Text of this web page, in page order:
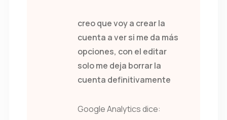
creo que voy a crear la
cuenta a ver si me da más
opciones, con el editar
solo me deja borrar la
cuenta definitivamente
Google Analytics dice: